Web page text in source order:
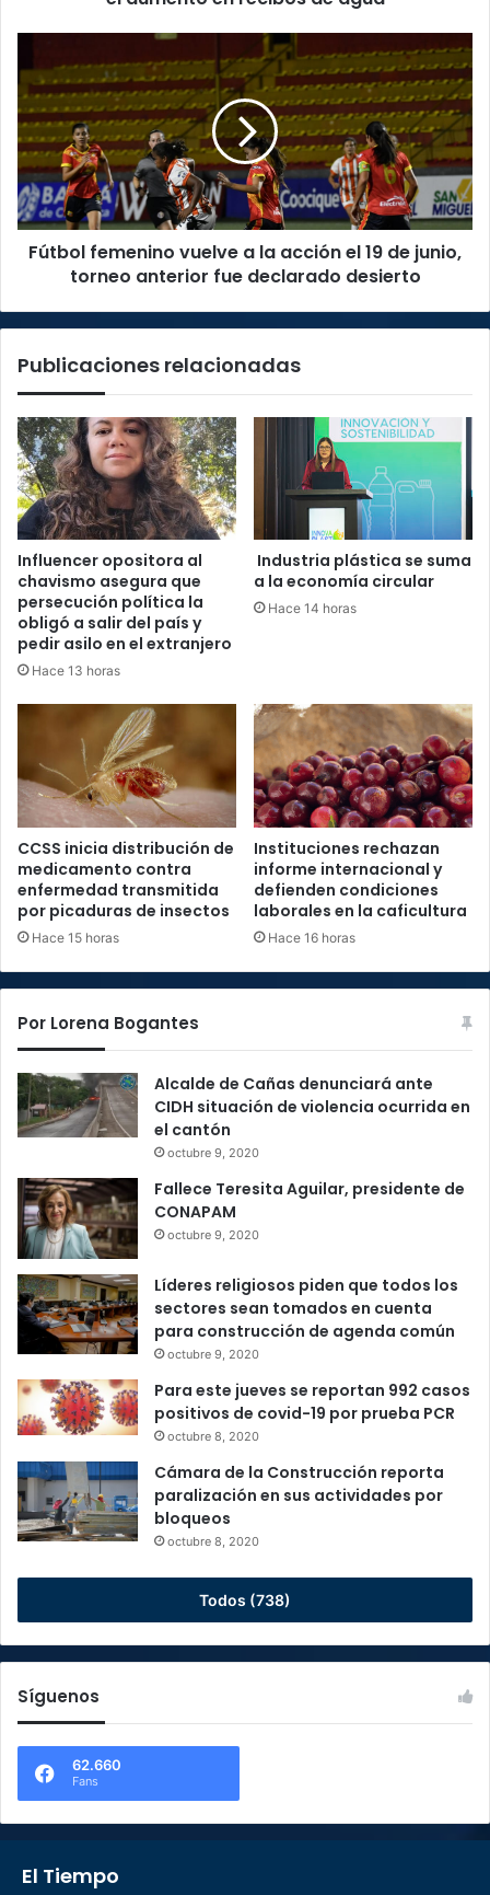
femenino
vuelve
a
la
acción
el
19
de
junio,
fue
desierto
Fútbol femenino vuelve a la acción el 19 de junio,
torneo anterior fue declarado desierto
Publicaciones relacionadas
Influencer opositora al
chavismo asegura que
persecución política la
obligó a salir del país y
pedir asilo en el extranjero
Hace 13 horas
Industria plástica se suma
a la economía circular
Hace 14 horas
CCSS inicia distribución de
medicamento contra
enfermedad transmitida
por picaduras de insectos
Hace 15 horas
Instituciones rechazan
informe internacional y
defienden condiciones
laborales en la caficultura
Hace 16 horas
Por Lorena Bogantes
Alcalde de Cañas denunciará ante
CIDH situación de violencia ocurrida en
el cantón
octubre 9, 2020
Fallece Teresita Aguilar, presidente de
CONAPAM
octubre 9, 2020
Líderes religiosos piden que todos los
sectores sean tomados en cuenta
para construcción de agenda común
octubre 9, 2020
Para este jueves se reportan 992 casos
positivos de covid-19 por prueba PCR
octubre 8, 2020
Cámara de la Construcción reporta
paralización en sus actividades por
bloqueos
octubre 8, 2020
Todos (738)
Síguenos
62.660
Fans
El Tiempo